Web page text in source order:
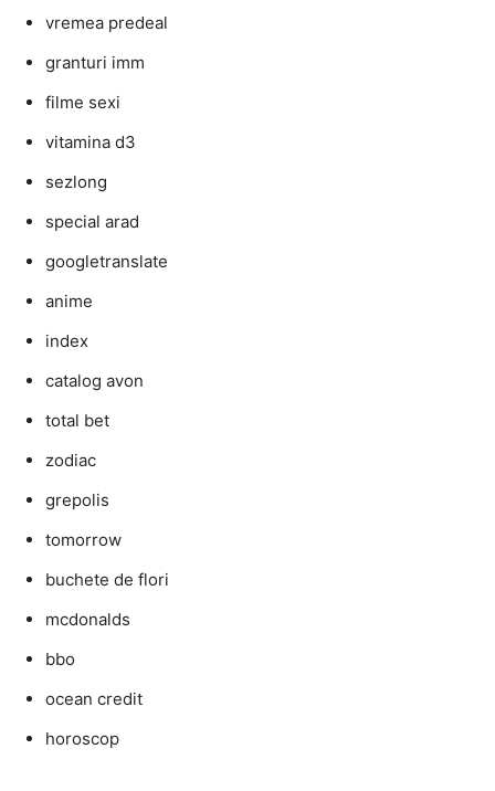
vremea predeal
granturi imm
filme sexi
vitamina d3
sezlong
special arad
googletranslate
anime
index
catalog avon
total bet
zodiac
grepolis
tomorrow
buchete de flori
mcdonalds
bbo
ocean credit
horoscop